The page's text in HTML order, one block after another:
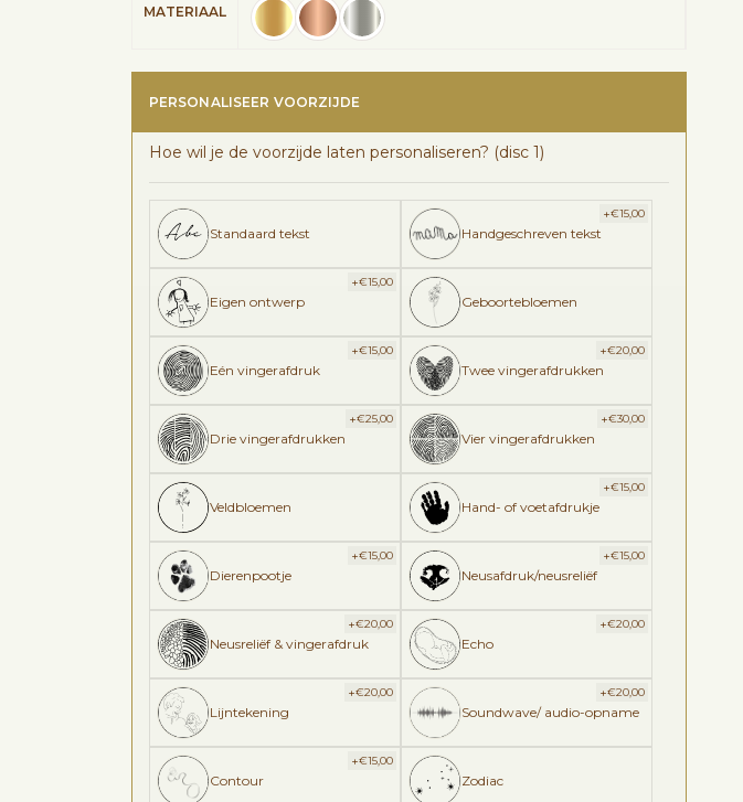
MATERIAAL
PERSONALISEER VOORZIJDE
Hoe wil je de voorzijde laten personaliseren? (disc 1)
Standaard tekst Handgeschreven tekst
+€15,00
Eigen ontwerp
+€15,00
Geboortebloemen
Eén vingerafdruk
+€15,00
Twee vingerafdrukken
+€20,00
Drie vingerafdrukken
+€25,00
Vier vingerafdrukken
+€30,00
Veldbloemen Hand- of voetafdrukje
+€15,00
Dierenpootje
+€15,00
Neusafdruk/neusreliëf
+€15,00
Neusreliëf & vingerafdruk
+€20,00
Echo
+€20,00
Lijntekening
+€20,00
Soundwave/ audio-opname
+€20,00
Contour
+€15,00
Zodiac